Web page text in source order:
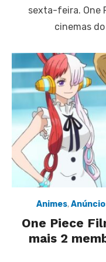
sexta-feira. One
cinemas
Animes,
One Piece
mais 2